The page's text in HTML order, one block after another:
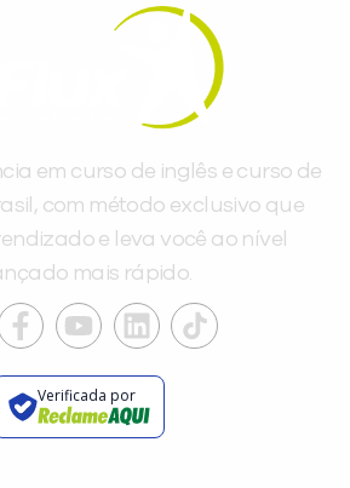
em curso de inglês e curso de
com método exclusivo que
e leva você ao nível
mais rápido.
Verificada por